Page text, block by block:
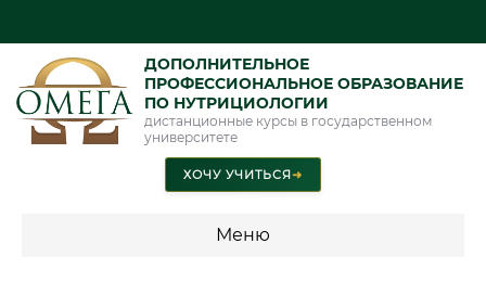
ДОПОЛНИТЕЛЬНОЕ
ПРОФЕССИОНАЛЬНОЕ ОБРАЗОВАНИЕ
ПО НУТРИЦИОЛОГИИ
дистанционные курсы в государственном
университете
ХОЧУ УЧИТЬСЯ➜
Меню